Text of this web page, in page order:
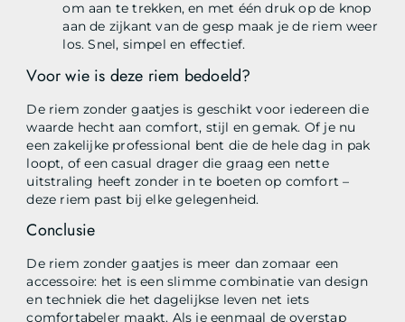
om aan te trekken, en met één druk op de knop
aan de zijkant van de gesp maak je de riem weer
los. Snel, simpel en effectief.
Voor wie is deze riem bedoeld?
De riem zonder gaatjes is geschikt voor iedereen die
waarde hecht aan comfort, stijl en gemak. Of je nu
een zakelijke professional bent die de hele dag in pak
loopt, of een casual drager die graag een nette
uitstraling heeft zonder in te boeten op comfort –
deze riem past bij elke gelegenheid.
Conclusie
De riem zonder gaatjes is meer dan zomaar een
accessoire: het is een slimme combinatie van design
en techniek die het dagelijkse leven net iets
comfortabeler maakt. Als je eenmaal de overstap